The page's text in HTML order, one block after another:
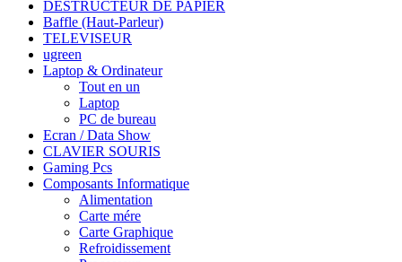
DESTRUCTEUR DE PAPIER
Baffle (Haut-Parleur)
TELEVISEUR
ugreen
Laptop & Ordinateur
Tout en un
Laptop
PC de bureau
Ecran / Data Show
CLAVIER SOURIS
Gaming Pcs
Composants Informatique
Alimentation
Carte mére
Carte Graphique
Refroidissement